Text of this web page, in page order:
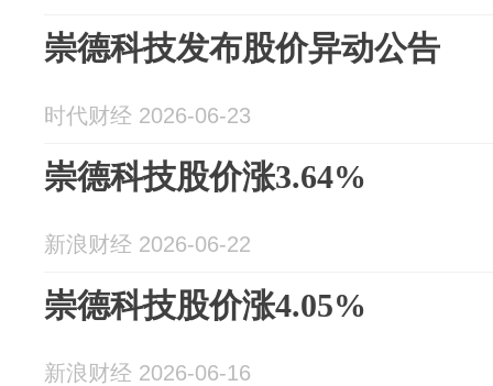
崇德科技发布股价异动公告
时代财经 2026-06-23
崇德科技股价涨3.64%
新浪财经 2026-06-22
崇德科技股价涨4.05%
新浪财经 2026-06-16